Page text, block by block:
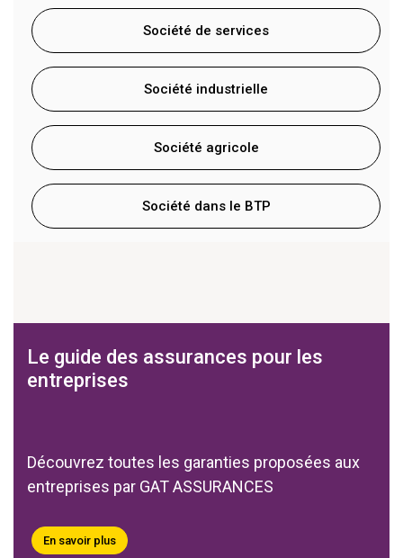
Société de services
Société industrielle
Société agricole
Société dans le BTP
Le guide des assurances pour les
entreprises
Découvrez toutes les garanties proposées aux
entreprises par GAT ASSURANCES
En savoir plus